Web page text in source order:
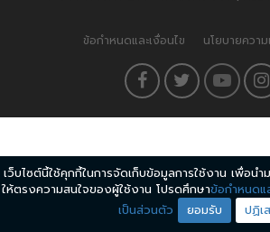
ข้อกำหนดและเงื่อนไข นโยบายควา
เว็บไซต์นี้ใช้คุกกี้ในการจัดเก็บข้อมูลการใช้งาน เพื่อน
ให้ตรงความสนใจของผู้ใช้งาน โปรดศึกษาข้อกำหนดแ
เป็นส่วนตัว
ยอมรับ ปฏิเ